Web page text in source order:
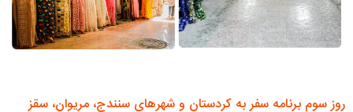
روز سوم برنامه سفر به کردستان و شهرهای سنندج، مریوان، سقز